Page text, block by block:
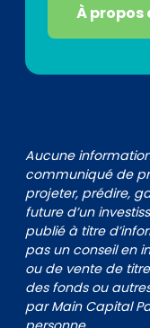
À propos
Aucune
communiqué de
projeter, prédire,
future d’un
publié à titre
pas un conseil en
ou de vente de
des fonds ou
par Main Capital